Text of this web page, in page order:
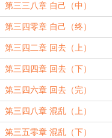
第三三八章 自己（中）
第三四零章 自己（终）
第三四二章 回去（上）
第三四四章 回去（下）
第三四六章 回去（完）
第三四八章 混乱（上）
第三五零章 混乱（下）